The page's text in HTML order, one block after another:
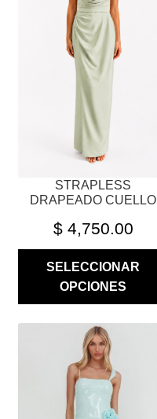
STRAPLESS
DRAPEADO CUELLO
$4,750.00
SELECCIONAR
OPCIONES
VARIANTES.
OPCIONES
PRODUCTO
MÚLTIPLES
VARIANTES.